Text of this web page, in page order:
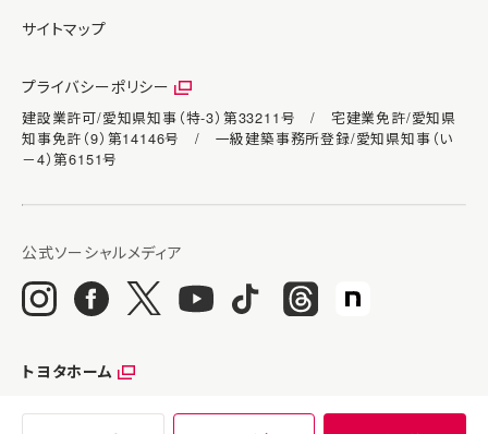
サイトマップ
プライバシーポリシー
建設業許可/愛知県知事（特-3）第33211号 / 宅建業免許/愛知県
知事免許（9）第14146号 / 一級建築事務所登録/愛知県知事（い
－4）第6151号
トヨタホーム